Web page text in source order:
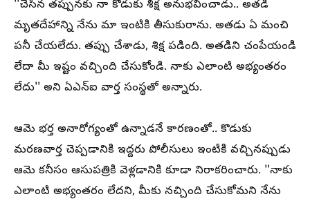
''చేసిన తప్పునకు నా కొడుకు శిక్ష అనుభవించాడు.. అతడి
మృతదేహాన్ని నేను మా ఇంటికి తీసుకురాను. అతడు ఏ మంచి
పనీ చేయలేదు. తప్పు చేశాడు, శిక్ష పడింది. అతడిని చంపేయండి
లేదా మీ ఇష్టం వచ్చింది చేసుకోండి. నాకు ఎలాంటి అభ్యంతరం
లేదు'' అని ఏఎన్ఐ వార్త సంస్థతో అన్నారు.
ఆమె భర్త అనారోగ్యంతో ఉన్నాడనే కారణంతో.. కొడుకు
మరణవార్త చెప్పడానికి ఇద్దరు పోలీసులు ఇంటికి వచ్చినప్పుడు
ఆమె కనీసం ఆసుపత్రికి వెళ్లడానికి కూడా నిరాకరించారు. ''నాకు
ఎలాంటి అభ్యంతరం లేదని, మీకు నచ్చింది చేసుకోమని నేను